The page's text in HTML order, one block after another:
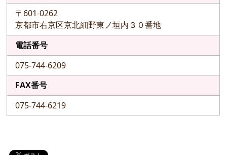
〒601-0262
京都市右京区京北細野東ノ垣内３０番地
電話番号
075-744-6209
FAX番号
075-744-6219